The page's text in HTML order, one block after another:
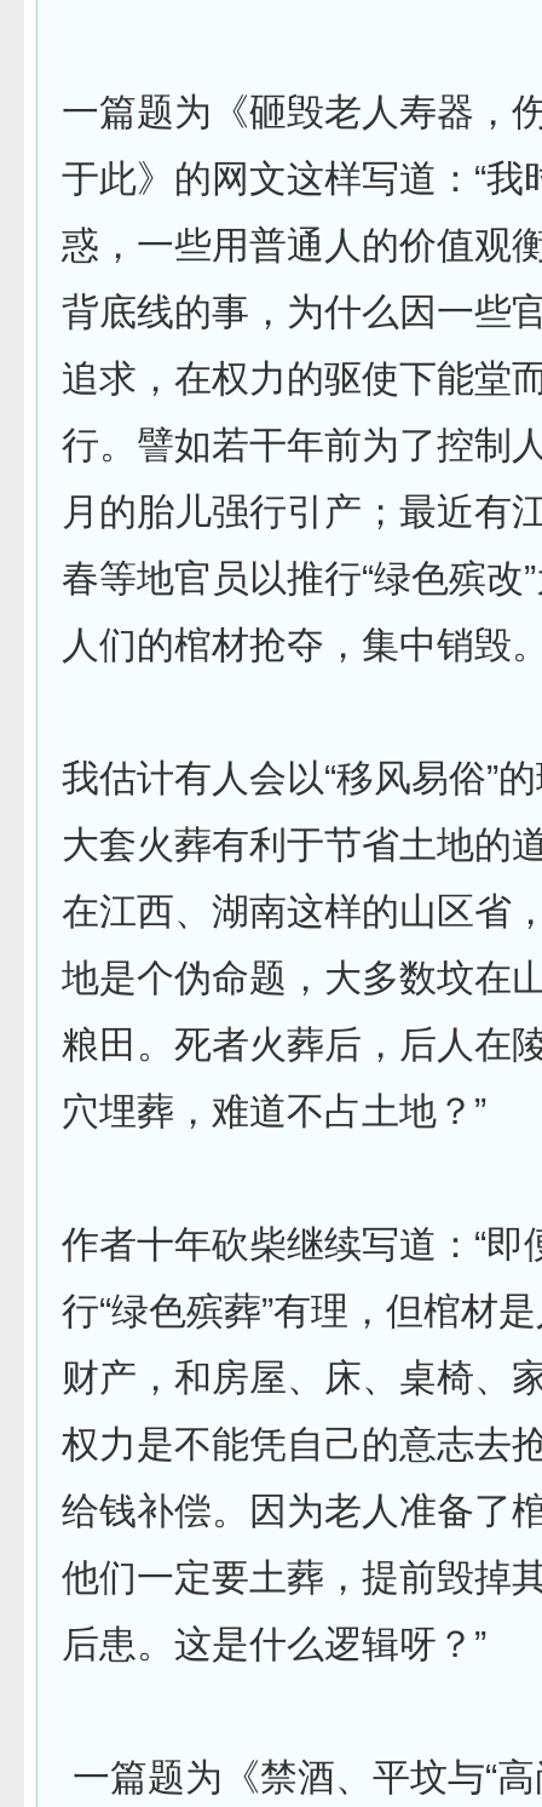
一篇题为《砸毁老人寿器，
于此》的网文这样写道：“我
惑，一些用普通人的价值观
背底线的事，为什么因一些
追求，在权力的驱使下能堂
行。譬如若干年前为了控制
月的胎儿强行引产；最近有
春等地官员以推行“绿色殡改
人们的棺材抢夺，集中销毁
我估计有人会以“移风易俗”
大套火葬有利于节省土地的
在江西、湖南这样的山区省
地是个伪命题，大多数坟在
粮田。死者火葬后，后人在
穴埋葬，难道不占土地？”
作者十年砍柴继续写道：“即
行“绿色殡葬”有理，但棺材
财产，和房屋、床、桌椅、
权力是不能凭自己的意志去
给钱补偿。因为老人准备了
他们一定要土葬，提前毁掉
后患。这是什么逻辑呀？”
一篇题为《禁酒、平坟与“